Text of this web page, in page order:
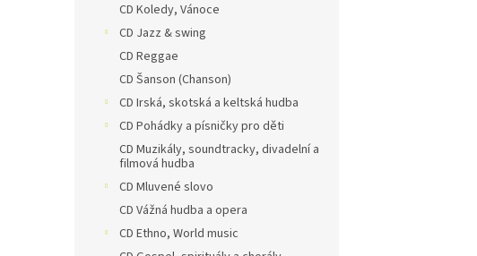
CD Koledy, Vánoce
CD Jazz & swing
CD Reggae
CD Šanson (Chanson)
CD Irská, skotská a keltská hudba
CD Pohádky a písničky pro děti
CD Muzikály, soundtracky, divadelní a
filmová hudba
CD Mluvené slovo
CD Vážná hudba a opera
CD Ethno, World music